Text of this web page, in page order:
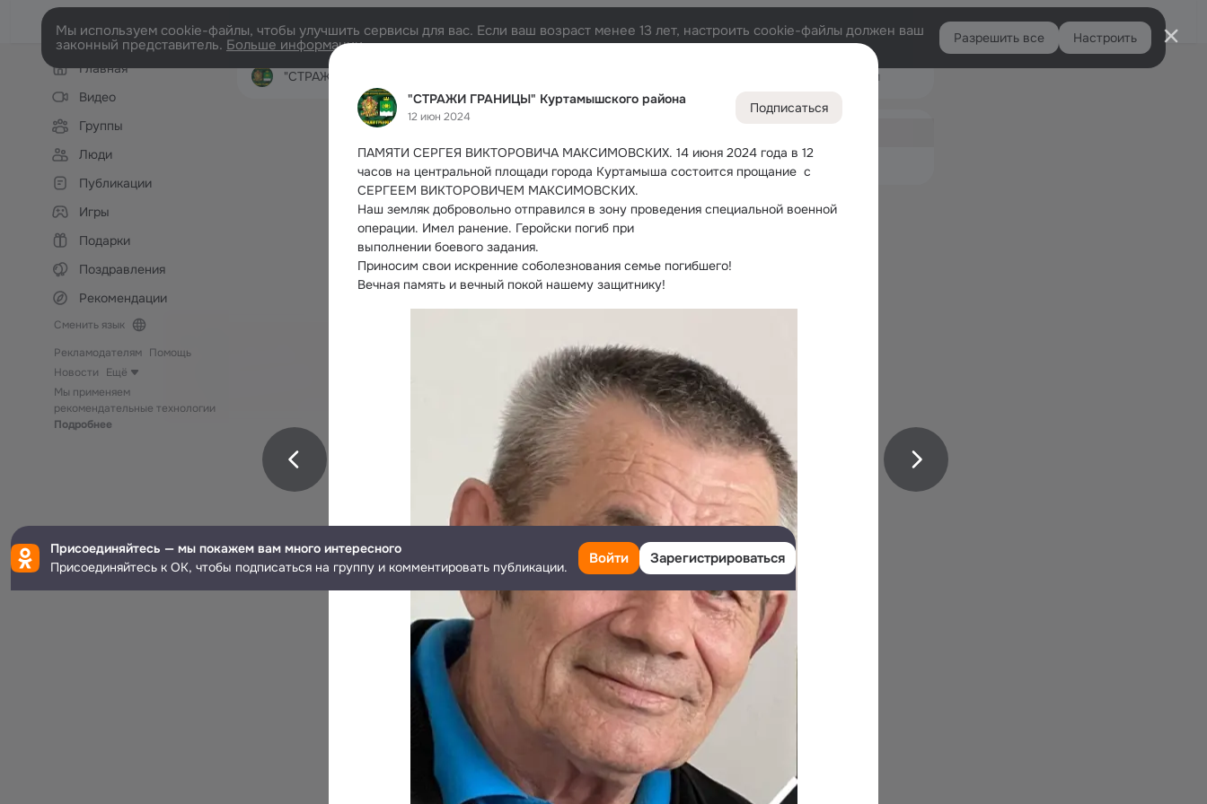
"СТРАЖИ ГРАНИЦЫ" Куртамышского района
12 июн 2024
Подписаться
ПАМЯТИ СЕРГЕЯ ВИКТОРОВИЧА МАКСИМОВСКИХ. 14 июня 2024 года в 12
часов на центральной площади города Куртамыша состоится прощание  с
СЕРГЕЕМ ВИКТОРОВИЧЕМ МАКСИМОВСКИХ.
Наш земляк добровольно отправился в зону проведения специальной военной
операции. Имел ранение. Геройски погиб при
выполнении боевого задания.
Приносим свои искренние соболезнования семье погибшего!
Вечная память и вечный покой нашему защитнику!
Войти
Мы используем cookie-файлы, чтобы улучшить сервисы для вас. Если ваш возраст менее 13 лет, настроить cookie-файлы должен ваш
законный представитель. Больше информации Разрешить все Настроить
Левая
колонкаГлавная
Видео
Группы
Люди
Публикации
Игры
Подарки
Поздравления
Рекомендации
Сменить язык
Рекламодателям Помощь
Новости
Ещё
Мы применяем
рекомендательные технологии
Подробнее
"СТРАЖИ ГРАНИЦЫ" Куртамышского района Подарки
Дополнительная
Обсуждаемые
Присоединяйтесь — мы покажем вам много интересного
Присоединяйтесь к ОК, чтобы подписаться на группу и комментировать публикации.
Войти Зарегистрироваться